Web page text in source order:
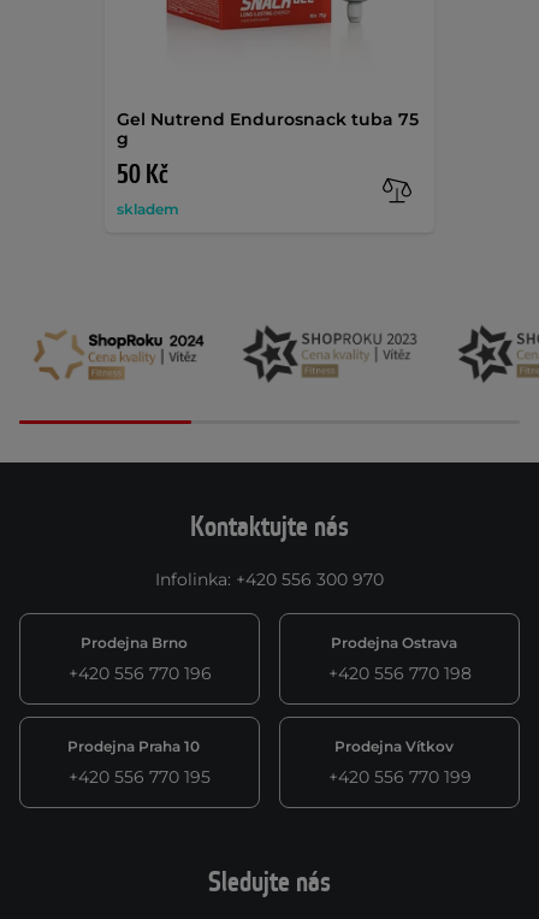
Gel Nutrend Endurosnack tuba 75
g
50 Kč
skladem
Kontaktujte nás
Infolinka: +420 556 300 970
Prodejna Brno
+420 556 770 196
Prodejna Ostrava
+420 556 770 198
Prodejna Praha 10
+420 556 770 195
Prodejna Vítkov
+420 556 770 199
Sledujte nás